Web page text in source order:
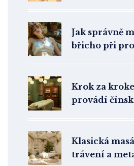
Jak správně
břicho při
Krok za
provádí
Klasická
trávení a